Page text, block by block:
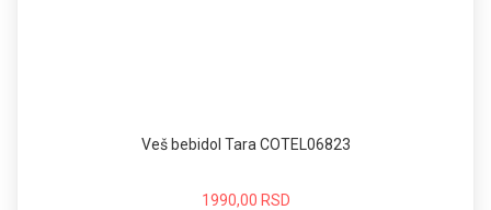
Veš bebidol Tara COTEL06823
1990,00 RSD